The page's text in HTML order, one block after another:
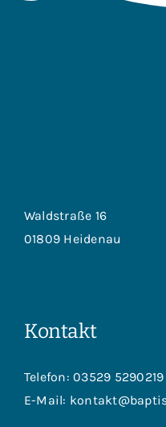
Waldstraße 16
01809 Heidenau
Kontakt
Telefon:03529 5290219
E-Mail: